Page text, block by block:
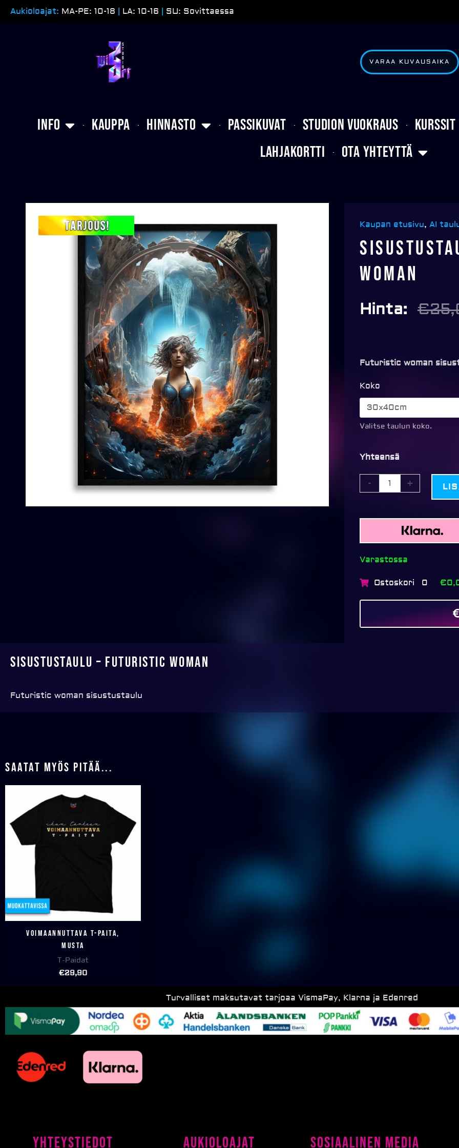
Siirry
Aukioloajat: MA-PE: 10-18 LA: 10-16 SU: Sovittaessa
VARAA KUVAUSAIKA
Info Kauppa Hinnasto Passikuvat Studion vuokraus Kurssit
Lahjakortti
Ota yhteyttä
Kaupan etusivu, AI
woman
Hinta: €
Futuristic woman
Koko
Valitse taulun koko.
Yhteensä
-
Sisustustaulu
-
Futuristic
woman
+
Varastossa
Ostoskori 0
Sisustustaulu – Futuristic woman
Futuristic woman sisustustaulu
Saatat myös pitää...
Voimaannuttava T-paita,
musta
T-Paidat
€29,90
Turvalliset maksutavat tarjoaa VismaPay, Klarna ja Edenred
Yhteystiedot Aukioloajat Sosiaalinen media